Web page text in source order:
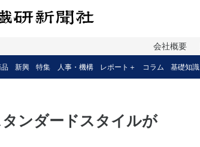
会社概要
新興 特集 人事・機構 レポート＋ コラム 基礎知識
ンダードスタイルが